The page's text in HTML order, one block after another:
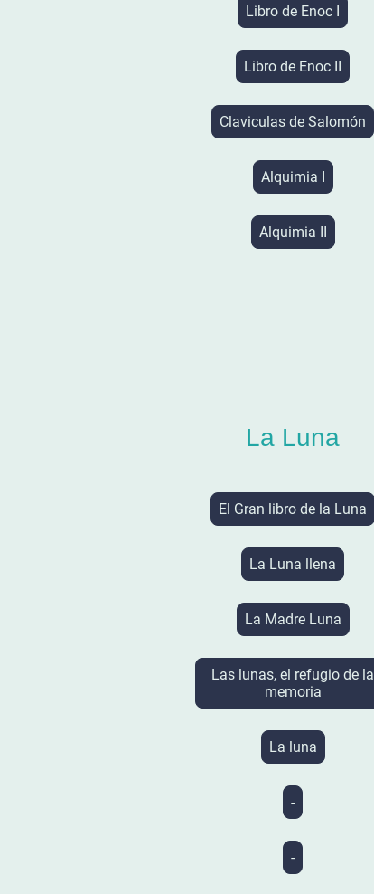
Libro de Enoc I
Libro de Enoc II
Claviculas de Salomón
Alquimia I
Alquimia II
La Luna
El Gran libro de la Luna
La Luna llena
La Madre Luna
Las lunas, el refugio de la
memoria
La luna
-
-